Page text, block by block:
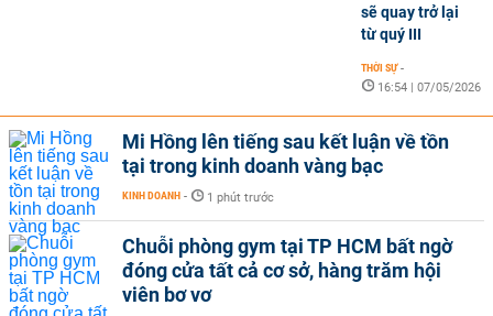
sẽ quay trở lại
từ quý III
THỜI SỰ -
16:54 | 07/05/2026
Mi Hồng lên tiếng sau kết luận về tồn
tại trong kinh doanh vàng bạc
KINH DOANH - 1 phút trước
Chuỗi phòng gym tại TP HCM bất ngờ
đóng cửa tất cả cơ sở, hàng trăm hội
viên bơ vơ